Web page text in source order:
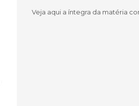
Veja aqui a íntegra da matéria